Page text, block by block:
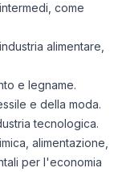
come
alimentare,
e legname.
e della moda.
tecnologica.
alimentazione,
per l'economia